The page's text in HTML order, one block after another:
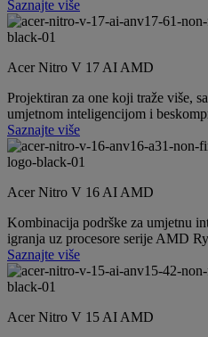
Saznajte više
Acer Nitro V 17 AI AMD
Projektiran za one koji traže više,
umjetnom inteligencijom i
Saznajte više
Acer Nitro V 16 AI AMD
Kombinacija podrške za umjetnu
igranja uz procesore serije AMD
Saznajte više
Acer Nitro V 15 AI AMD